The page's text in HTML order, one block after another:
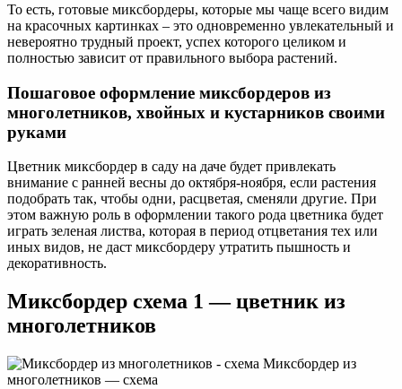
То есть, готовые миксбордеры, которые мы чаще всего видим
на красочных картинках – это одновременно увлекательный и
невероятно трудный проект, успех которого целиком и
полностью зависит от правильного выбора растений.
Пошаговое оформление миксбордеров из
многолетников, хвойных и кустарников своими
руками
Цветник миксбордер в саду на даче будет привлекать
внимание с ранней весны до октября-ноября, если растения
подобрать так, чтобы одни, расцветая, сменяли другие. При
этом важную роль в оформлении такого рода цветника будет
играть зеленая листва, которая в период отцветания тех или
иных видов, не даст миксбордеру утратить пышность и
декоративность.
Миксбордер схема 1 — цветник из
многолетников
Миксбордер из
многолетников — схема